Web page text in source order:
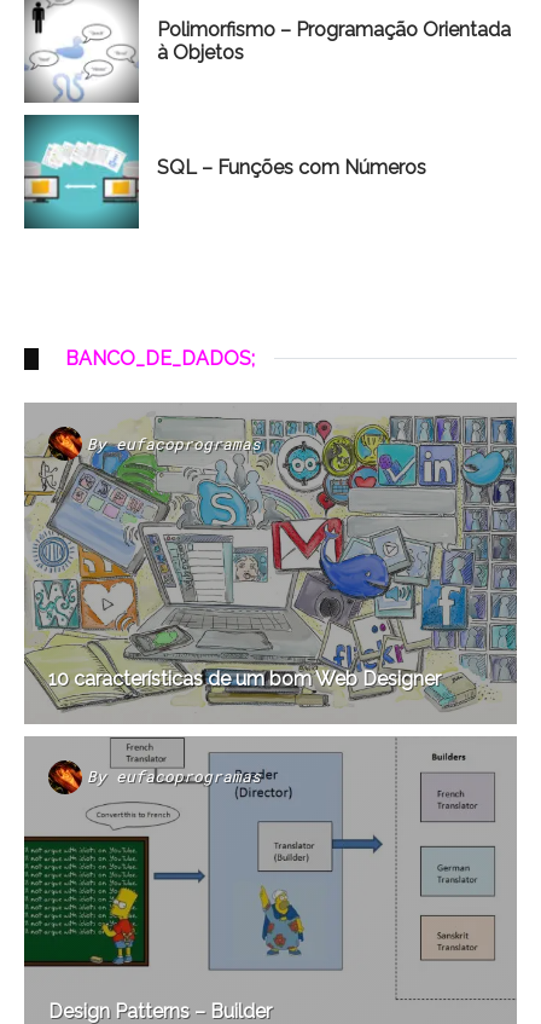
Polimorfismo – Programação Orientada
à Objetos
SQL – Funções com Números
BANCO_DE_DADOS;
Byeufacoprogramas
10 características de um bom Web Designer
By eufacoprogramas
Design Patterns – Builder